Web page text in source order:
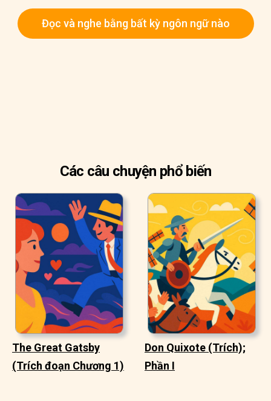
Đọc và nghe bằng bất kỳ ngôn ngữ nào
Các câu chuyện phổ biến
The Great Gatsby
(Trích đoạn Chương 1)
Don Quixote (Trích);
Phần I